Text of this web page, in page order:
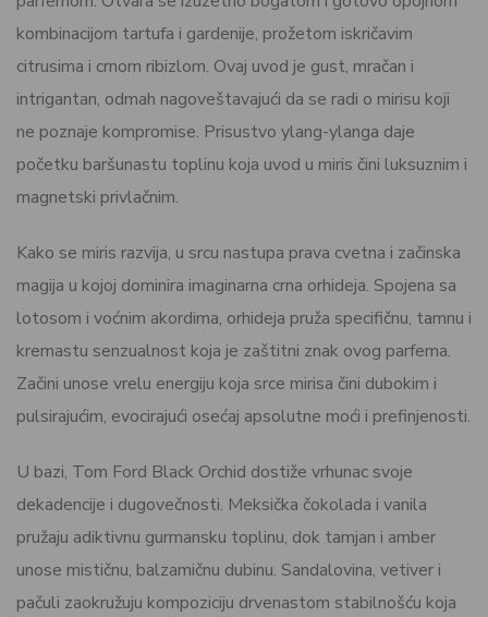
kombinacijom tartufa i gardenije, prožetom iskričavim
citrusima i crnom ribizlom. Ovaj uvod je gust, mračan i
intrigantan, odmah nagoveštavajući da se radi o mirisu koji
ne poznaje kompromise. Prisustvo ylang-ylanga daje
početku baršunastu toplinu koja uvod u miris čini luksuznim i
magnetski privlačnim.
Kako se miris razvija, u srcu nastupa prava cvetna i začinska
magija u kojoj dominira imaginarna crna orhideja. Spojena sa
lotosom i voćnim akordima, orhideja pruža specifičnu, tamnu i
kremastu senzualnost koja je zaštitni znak ovog parfema.
Začini unose vrelu energiju koja srce mirisa čini dubokim i
pulsirajućim, evocirajući osećaj apsolutne moći i prefinjenosti.
U bazi, Tom Ford Black Orchid dostiže vrhunac svoje
dekadencije i dugovečnosti. Meksička čokolada i vanila
pružaju adiktivnu gurmansku toplinu, dok tamjan i amber
unose mističnu, balzamičnu dubinu. Sandalovina, vetiver i
pačuli zaokružuju kompoziciju drvenastom stabilnošću koja